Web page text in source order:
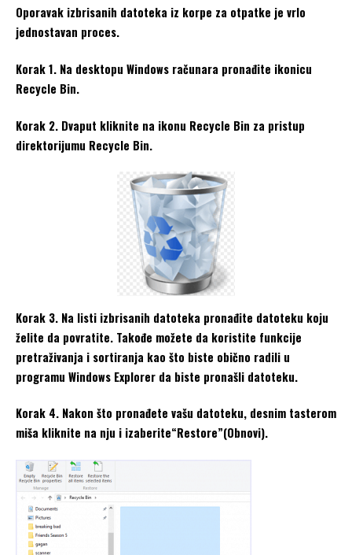
Oporavak izbrisanih datoteka iz korpe za otpatke je vrlo
jednostavan proces.
Korak 1. Na desktopu Windows računara pronađite ikonicu
Recycle Bin.
Korak 2. Dvaput kliknite na ikonu Recycle Bin za pristup
direktorijumu Recycle Bin.
Korak 3. Na listi izbrisanih datoteka pronađite datoteku koju
želite da povratite. Takođe možete da koristite funkcije
pretraživanja i sortiranja kao što biste obično radili u
programu Windows Explorer da biste pronašli datoteku.
Korak 4. Nakon što pronađete vašu datoteku, desnim tasterom
miša kliknite na nju i izaberite“Restore”(Obnovi).